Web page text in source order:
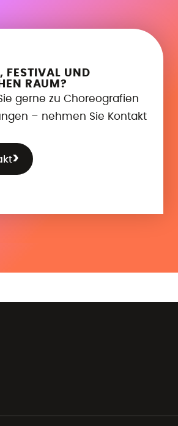
FESTIVAL UND
RAUM?
gerne zu Choreografien
– nehmen Sie Kontakt